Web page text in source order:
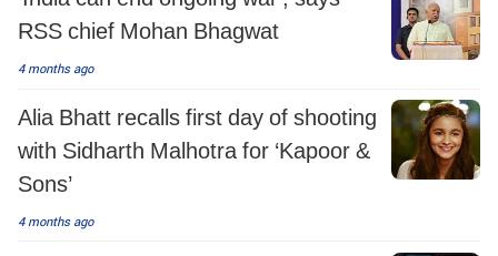
RSS chief Mohan Bhagwat
4 months ago
Alia Bhatt recalls first day of shooting
with Sidharth Malhotra for ‘Kapoor &
Sons’
4 months ago